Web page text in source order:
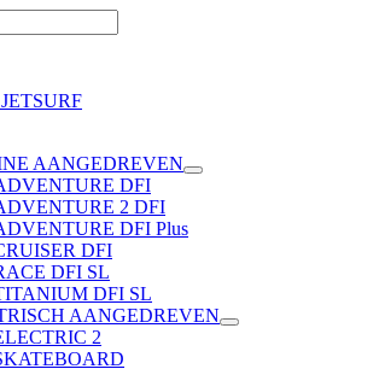
AANGEDREVEN
DFI
2 DFI
DFI Plus
DFI
DFI SL
DFI SL
AANGEDREVEN
2